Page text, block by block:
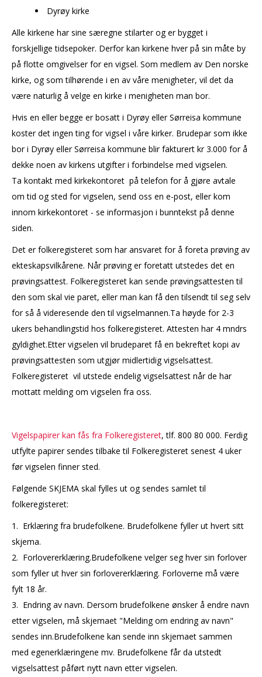
Dyrøy kirke
Alle kirkene har sine særegne stilarter og er bygget i
forskjellige tidsepoker. Derfor kan kirkene hver på sin måte by
på flotte omgivelser for en vigsel. Som medlem av Den norske
kirke, og som tilhørende i en av våre menigheter, vil det da
være naturlig å velge en kirke i menigheten man bor.
Hvis en eller begge er bosatt i Dyrøy eller Sørreisa kommune
koster det ingen ting for vigsel i våre kirker. Brudepar som ikke
bor i Dyrøy eller Sørreisa kommune blir fakturert kr 3.000 for å
dekke noen av kirkens utgifter i forbindelse med vigselen.
Ta kontakt med kirkekontoret på telefon for å gjøre avtale
om tid og sted for vigselen, send oss en e-post, eller kom
innom kirkekontoret - se informasjon i bunntekst på denne
siden.
Det er folkeregisteret som har ansvaret for å foreta prøving av
ekteskapsvilkårene. Når prøving er foretatt utstedes det en
prøvingsattest. Folkeregisteret kan sende prøvingsattesten til
den som skal vie paret, eller man kan få den tilsendt til seg selv
for så å videresende den til vigselmannen.Ta høyde for 2-3
ukers behandlingstid hos folkeregisteret. Attesten har 4 mndrs
gyldighet.Etter vigselen vil brudeparet få en bekreftet kopi av
prøvingsattesten som utgjør midlertidig vigselsattest.
Folkeregisteret vil utstede endelig vigselsattest når de har
mottatt melding om vigselen fra oss.
Vigelspapirer kan fås fra Folkeregisteret, tlf. 800 80 000. Ferdig
utfylte papirer sendes tilbake til Folkeregisteret senest 4 uker
før vigselen finner sted.
Følgende SKJEMA skal fylles ut og sendes samlet til
folkeregisteret:
1. Erklæring fra brudefolkene. Brudefolkene fyller ut hvert sitt
skjema.
2. Forlovererklæring.Brudefolkene velger seg hver sin forlover
som fyller ut hver sin forlovererklæring. Forloverne må være
fylt 18 år.
3. Endring av navn. Dersom brudefolkene ønsker å endre navn
etter vigselen, må skjemaet "Melding om endring av navn"
sendes inn.Brudefolkene kan sende inn skjemaet sammen
med egenerklæringene mv. Brudefolkene får da utstedt
vigselsattest påført nytt navn etter vigselen.